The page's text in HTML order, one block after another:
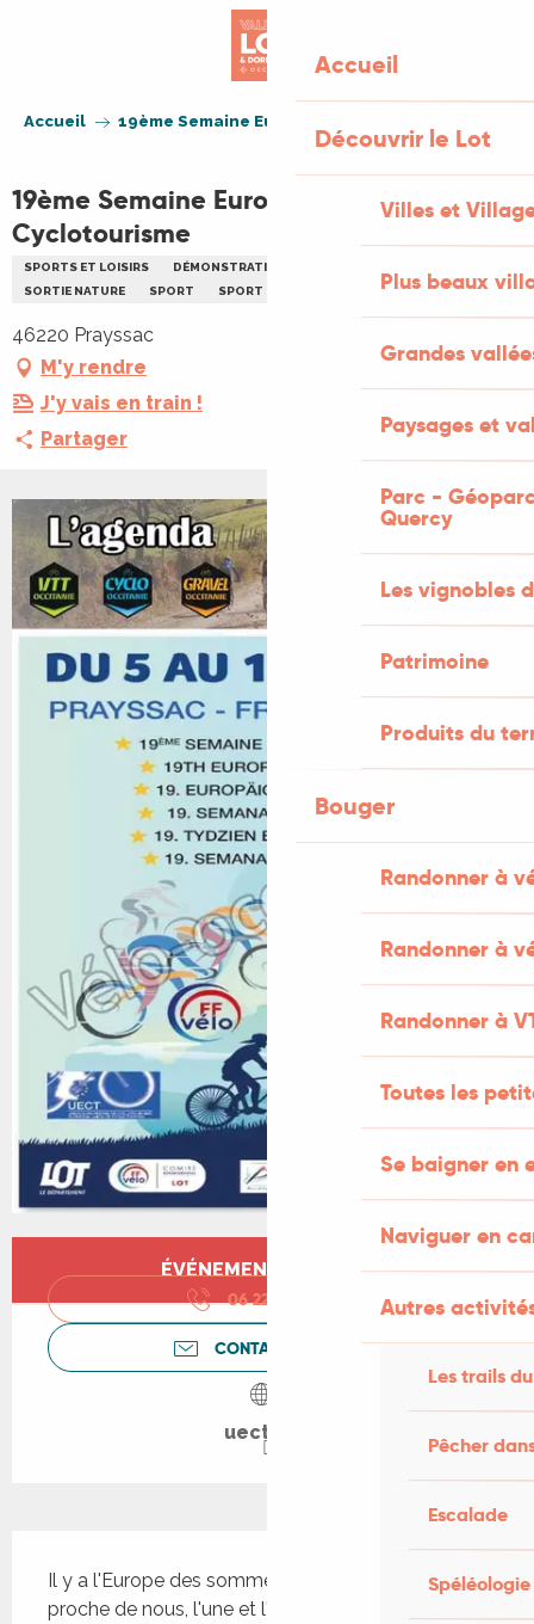
Accueil
Découvrir le Lot
Villes et
Plus beaux
Grandes
Paysages et
Parc -
Quercy
Les vignobles
Patrimoine
Produits du
Bouger
Randonner à
Randonner à
Randonner à
Toutes les
Se baigner en
Naviguer en
Autres
Les trails
Pêcher
Escalade
Spéléologie
Accueil 19ème Semaine Européenne de Cyclotourisme
19ème Semaine Européenne de
Cyclotourisme
SPORTS ET LOISIRS DÉMONSTRATION SPORTIVE
SORTIE NATURE
SPORT SPORT CYCLISTE
46220 Prayssac
M'y rendre
J'y vais en train !
Partager
Ouverture et coordonnées
ÉVÉNEMENT TERMINÉ
06 22 60 82
CONTACTEZ-NOUS
uect.org
Il y a l'Europe des sommets, l'Europe quotidienne,
proche de nous, l'une et l'autre construisent